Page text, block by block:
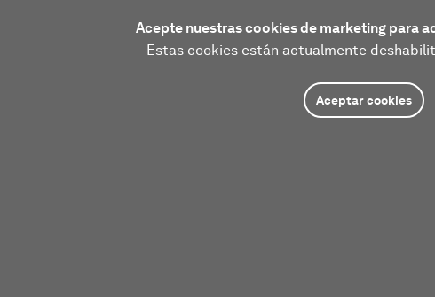
Acepte nuestras cookies de marketing para
Estas cookies están actualmente
Aceptar cookies